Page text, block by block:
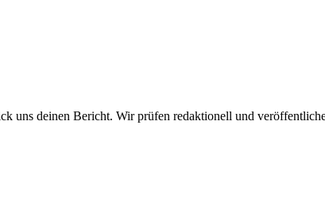
uns deinen Bericht. Wir prüfen redaktionell und